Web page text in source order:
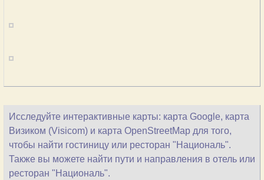
Исследуйте интерактивные карты: карта Google, карта
Визиком (Visicom) и карта OpenStreetMap для того,
чтобы найти гостиницу или ресторан "Националь".
Также вы можете найти пути и направления в отель или
ресторан "Националь".